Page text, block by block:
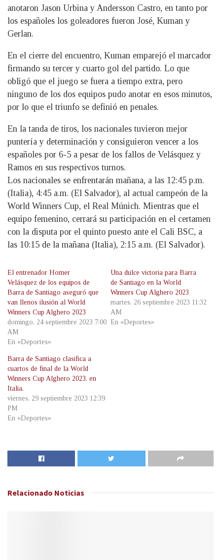
anotaron Jason Urbina y Andersson Castro, en tanto por
los españoles los goleadores fueron José, Kuman y
Gerlan.
En el cierre del encuentro, Kuman emparejó el marcador
firmando su tercer y cuarto gol del partido. Lo que
obligó que el juego se fuera a tiempo extra, pero
ninguno de los dos equipos pudo anotar en esos minutos,
por lo que el triunfo se definió en penales.
En la tanda de tiros, los nacionales tuvieron mejor
puntería y determinación y consiguieron vencer a los
españoles por 6-5 a pesar de los fallos de Velásquez y
Ramos en sus respectivos turnos.
Los nacionales se enfrentarán mañana, a las 12:45 p.m.
(Italia), 4:45 a.m. (El Salvador), al actual campeón de la
World Winners Cup, el Real Múnich. Mientras que el
equipo femenino, cerrará su participación en el certamen
con la disputa por el quinto puesto ante el Cali BSC, a
las 10:15 de la mañana (Italia), 2:15 a.m. (El Salvador).
El entrenador Homer
Velásquez de los equipos de
Barra de Santiago aseguró que
van llenos ilusión al World
Winners Cup Alghero 2023
domingo, 24 septiembre 2023 7:00
AM
En «Deportes»
Una dulce victoria para Barra
de Santiago en la World
Winners Cup Alghero 2023
martes, 26 septiembre 2023 11:32
AM
En «Deportes»
Barra de Santiago clasifica a
cuartos de final de la World
Winners Cup Alghero 2023, en
Italia.
viernes, 29 septiembre 2023 12:39
PM
En «Deportes»
Relacionado Noticias